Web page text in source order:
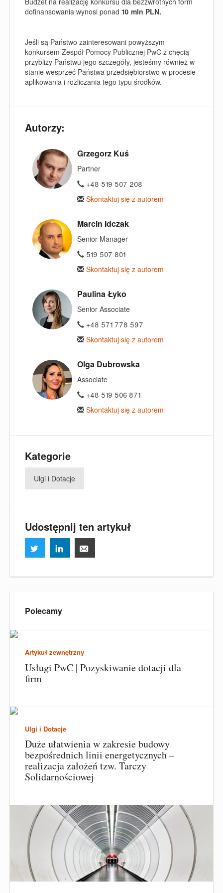
dofinansowania wynosi ponad 10 mln PLN.
Jeśli są Państwo zainteresowani powyższym
konkursem Zespół Pomocy Publicznej PwC z chęcią
przybliży Państwu jego szczegóły, jesteśmy również w
stanie wesprzeć Państwa przedsiębiorstwo w procesie
aplikowania i rozliczania tego typu środków.
Autorzy:
Grzegorz Kuś
Partner
+48 519 507 208
Skontaktuj się z autorem
Marcin Idczak
Senior Manager
519 507 801
Skontaktuj się z autorem
Paulina Łyko
Senior Associate
+48 571 778 597
Skontaktuj się z autorem
Olga Dubrowska
Associate
+48 519 506 871
Skontaktuj się z autorem
Kategorie
Ulgi i Dotacje
Udostępnij ten artykuł
Polecamy
Artykuł zewnętrzny
Usługi PwC | Pozyskiwanie dotacji dla
firm
Ulgi i Dotacje
Duże ułatwienia w zakresie budowy
bezpośrednich linii energetycznych –
realizacja założeń tzw. Tarczy
Solidarnościowej